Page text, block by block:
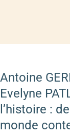
Antoine
Evelyne
l’histoire :
monde